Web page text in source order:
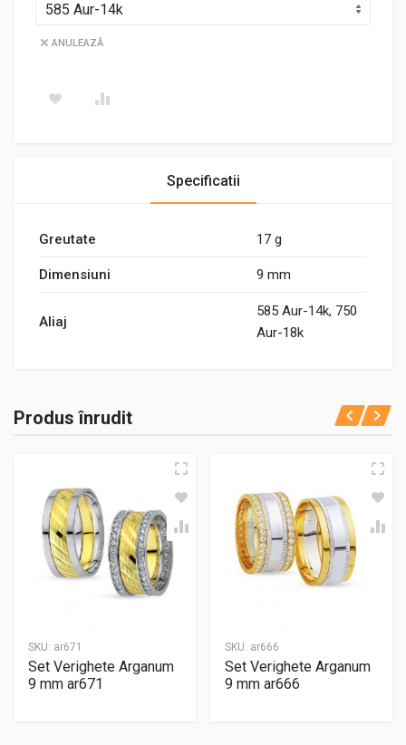
ANULEAZĂ
Specificatii
Greutate 17 g
Dimensiuni 9 mm
Aliaj
585 Aur-14k, 750
Aur-18k
Produs înrudit
SKU: ar671
Set Verighete Arganum
9 mm ar671
SKU: ar666
Set Verighete Arganum
9 mm ar666